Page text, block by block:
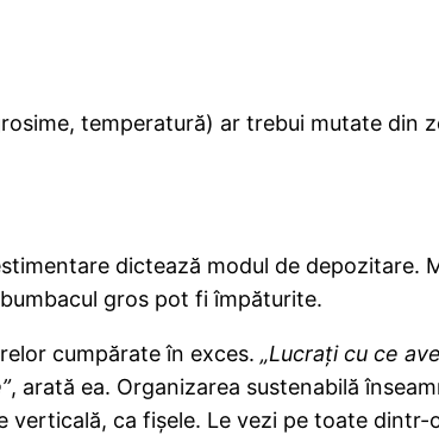
temperatură) ar trebui mutate din
dictează modul de depozitare.
gros pot fi împăturite.
cumpărate în exces. „Lucrați cu ce
, arată ea. Organizarea sustenabilă
ca fișele. Le vezi pe toate